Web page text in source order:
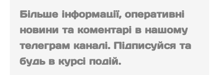
Більше інформації, оперативні
новини та коментарі в нашому
телеграм каналі. Підписуйся та
будь в курсі подій.